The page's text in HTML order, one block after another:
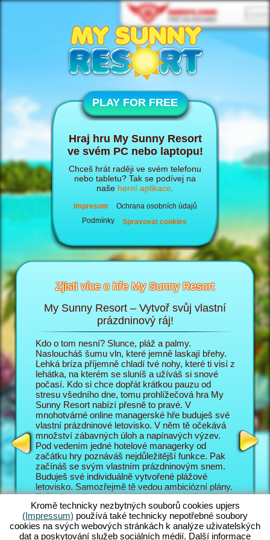
PLAY FOR FREE
Hraj hru My Sunny Resort
ve svém PC nebo laptopu!
Chceš hrát raději ve svém telefonu
nebo tabletu? Tak se podívej na
naše herní aplikace
Impresum
Ochrana osobních údajů
Podmínky
Spravovat cookies
Zjisti více o hře My Sunny Resort
My Sunny Resort – Vytvoř svůj vlastní
prázdninový ráj!
Kdo o tom nesní? Slunce, pláž a palmy.
Nasloucháš šumu vln, které jemně laskají břehy.
Lehká bríza příjemně chladí tvé nohy, které ti visí z
lehátka, na kterém se sluníš a užíváš si snové
počasí. Kdo si chce dopřát krátkou pauzu od
stresu všedního dne, tomu prohlížečová hra My
Sunny Resort nabízí přesně to pravé. V
mnohotvárné online managerské hře buduješ své
vlastní prázdninové letovisko. V něm tě očekává
množství zábavných úloh a napínavých výzev.
Pod vedením jedné hotelové managerky od
začátku hry poznáváš nejdůležitější funkce. Pak
začínáš se svým vlastním prázdninovým snem.
Buduješ své individuálně vytvořené plážové
letovisko. Samozřejmě tě vedou ambiciózní plány.
Tvůj cíl v online managerském dobrodružství je co
nejlépe obsloužit tvé hosty a vybudovat ze svého
letoviska světoznámé 5 hvězdičkové zařízení. K
tomu máš pochopitelně k dispozici nesčetné
funkce a možnosti. Čím dál se v této plážové hře
V
do role
hosty
Sunny
jsou
také s
vyplácí
pozadí
úlohy,
Skvělé
Jak své
Kromě technicky nezbytných souborů cookies upjers
(Impressum) používá také technicky nepotřebné soubory
cookies na svých webových stránkách k analýze uživatelských
dat a poskytování služeb sociálních médií. Další informace